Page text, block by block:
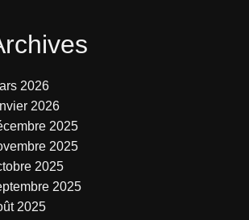
2026
2026
2025
2025
2025
2025
2025